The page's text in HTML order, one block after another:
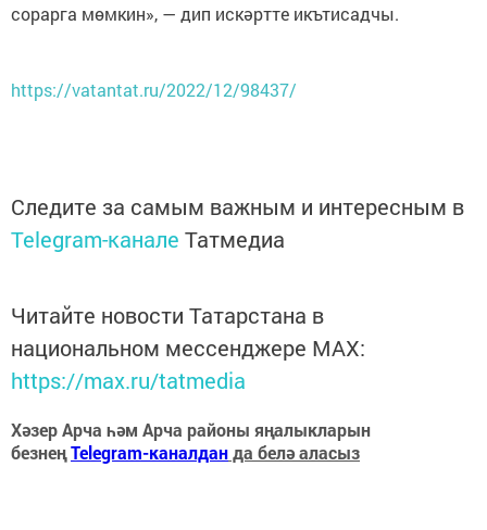
сорарга мөмкин», — дип искәртте икътисадчы.
https://vatantat.ru/2022/12/98437/
Следите за самым важным и интересным в
Telegram-канале Татмедиа
Читайте новости Татарстана в
национальном мессенджере MАХ:
https://max.ru/tatmedia
Хәзер Арча һәм Арча районы яңалыкларын
безнеңTelegram-каналданда белә аласыз